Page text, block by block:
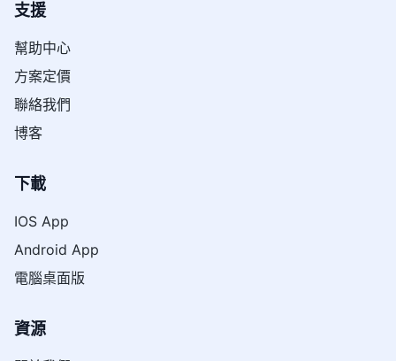
支援
幫助中心
方案定價
聯絡我們
博客
下載
IOS App
Android App
電腦桌面版
資源